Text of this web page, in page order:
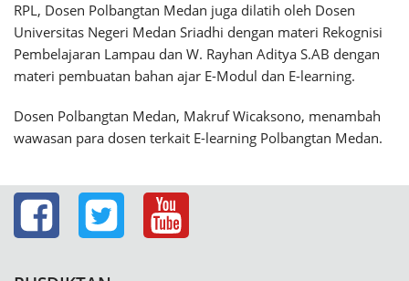
RPL, Dosen Polbangtan Medan juga dilatih oleh Dosen
Universitas Negeri Medan Sriadhi dengan materi Rekognisi
Pembelajaran Lampau dan W. Rayhan Aditya S.AB dengan
materi pembuatan bahan ajar E-Modul dan E-learning.
Dosen Polbangtan Medan, Makruf Wicaksono, menambah
wawasan para dosen terkait E-learning Polbangtan Medan.